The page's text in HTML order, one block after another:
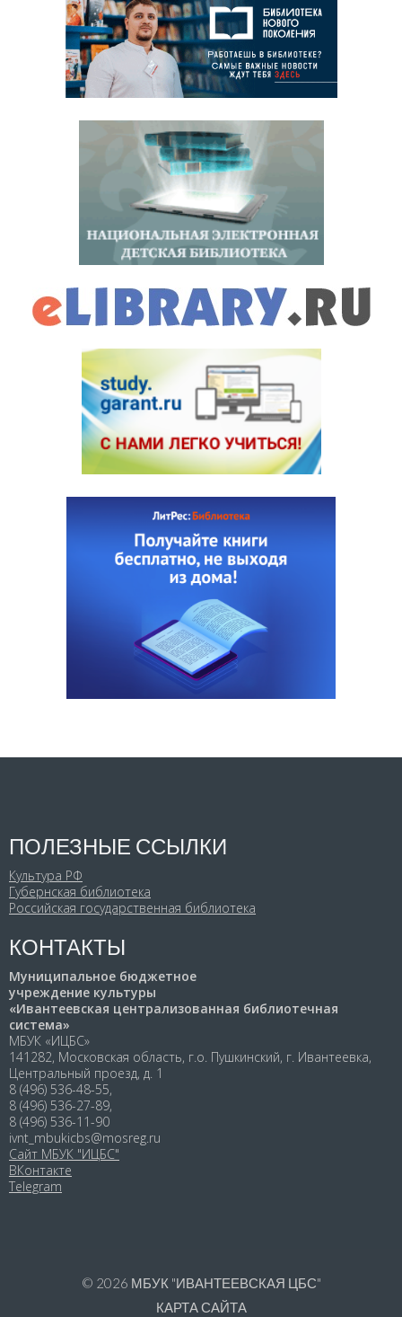
ПОЛЕЗНЫЕ ССЫЛКИ
Культура РФ
Губернская библиотека
Российская государственная библиотека
КОНТАКТЫ
Муниципальное бюджетное
учреждение культуры
«Ивантеевская централизованная библиотечная
система»
МБУК «ИЦБС»
141282, Московская область, г.о. Пушкинский, г. Ивантеевка,
Центральный проезд, д. 1
8 (496) 536-48-55,
8 (496) 536-27-89,
8 (496) 536-11-90
ivnt_mbukicbs@mosreg.ru
Сайт МБУК "ИЦБС"
ВКонтакте
Telegram
© 2026 МБУК "ИВАНТЕЕВСКАЯ ЦБС"
КАРТА САЙТА